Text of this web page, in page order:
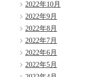
2022年10月
2022年9月
2022年8月
2022年7月
2022年6月
2022年5月